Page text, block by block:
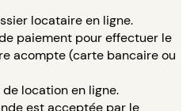
locataire en ligne.
paiement pour effectuer le
acompte (carte bancaire ou
location en ligne.
est acceptée par le